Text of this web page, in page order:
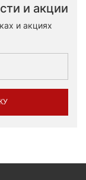
и акции
и акциях